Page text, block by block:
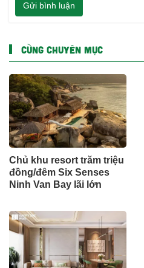
Gửi bình luận
CÙNG CHUYÊN MỤC
Chủ khu resort trăm triệu
đồng/đêm Six Senses
Ninh Van Bay lãi lớn